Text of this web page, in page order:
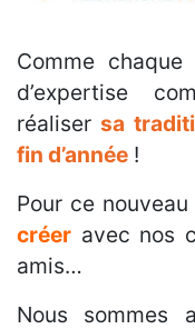
Comme chaque
d’expertise
réalisersa
fin d’année !
Pour ce
créer avec nos
amis…
Nous sommes